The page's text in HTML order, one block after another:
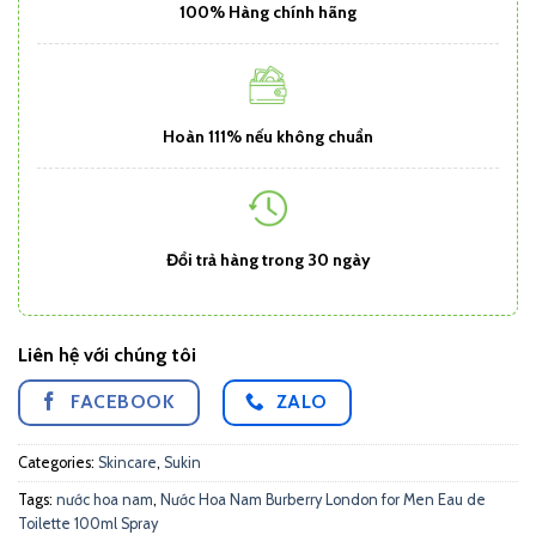
100% Hàng chính hãng
Hoàn 111% nếu không chuẩn
Đổi trả hàng trong 30 ngày
Liên hệ với chúng tôi
FACEBOOK ZALO
Categories: Skincare, Sukin
Tags: nước hoa nam, Nước Hoa Nam Burberry London for Men Eau de
Toilette 100ml Spray